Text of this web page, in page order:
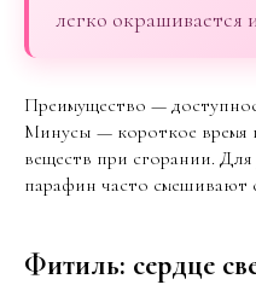
легко окрашивается
Преимущество —
Минусы — короткое время
веществ при сгорании.
парафин часто смешивают
Фитиль: сердце